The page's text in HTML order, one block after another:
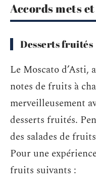
Accords mets
Desserts fruités
Le Moscato d’Asti,
notes de fruits à
merveilleusement
desserts fruités.
des salades de
Pour une
fruits suivants :